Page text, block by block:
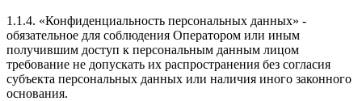
1.1.4. «Конфиденциальность персональных данных» -
обязательное для соблюдения Оператором или иным
получившим доступ к персональным данным лицом
требование не допускать их распространения без согласия
субъекта персональных данных или наличия иного законного
основания.